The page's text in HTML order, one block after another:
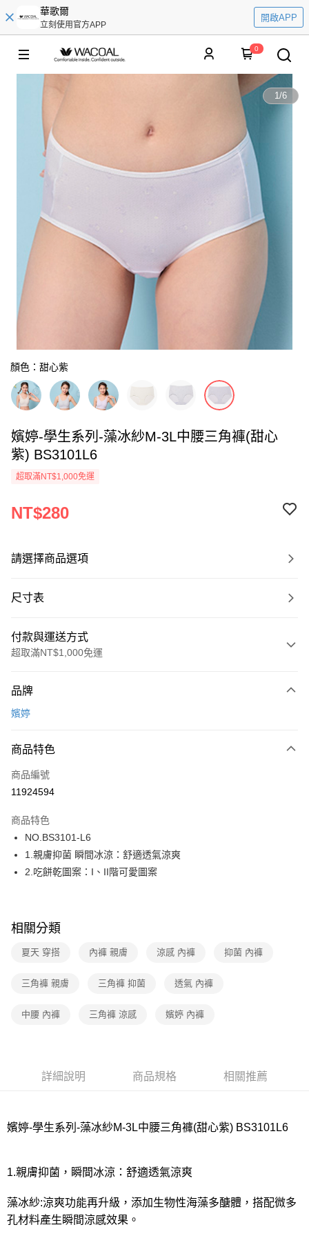
華歌爾
立刻使用官方APP
開啟APP
0
1/6
顏色：甜心紫
嬪婷-學生系列-藻冰紗M-3L中腰三角褲(甜心
紫) BS3101L6
超取滿NT$1,000免運
NT$280
請選擇商品選項
尺寸表
付款與運送方式
超取滿NT$1,000免運
信用卡一次付款
LINE Pay
街口支付
運送方式
全家取貨付款
每筆NT$80，滿NT$1,000(含以上)免運費
每筆NT$80，滿NT$1,000(含以上)免運費
7-11取貨付款
付款後7-11取貨
每筆NT$80，滿NT$1,000(含以上)免運費
付款後門市自取
品牌
嬪婷
商品特色
商品編號
11924594
商品特色
NO.BS3101-L6
1.親膚抑菌 瞬間冰涼：舒適透氣涼爽
2.吃餅乾圖案：I、II階可愛圖案
相關分類
夏天 穿搭 內褲 親膚 涼感 內褲 抑菌 內褲
三角褲 親膚 三角褲 抑菌 透氣 內褲
中腰 內褲 三角褲 涼感 嬪婷 內褲
詳細說明 商品規格 相關推薦
嬪婷-學生系列-藻冰紗M-3L中腰三角褲(甜心紫) BS3101L6
1.親膚抑菌，瞬間冰涼：舒適透氣涼爽
藻冰紗:涼爽功能再升級，添加生物性海藻多醣體，搭配微多
孔材料產生瞬間涼感效果。